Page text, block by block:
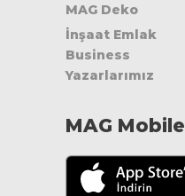
MAG Deko
İnşaat Emlak
Business
Yazarlarımız
MAG Mobile